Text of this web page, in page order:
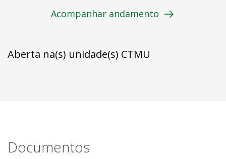
Acompanhar andamento
Aberta na(s) unidade(s) CTMU
Documentos